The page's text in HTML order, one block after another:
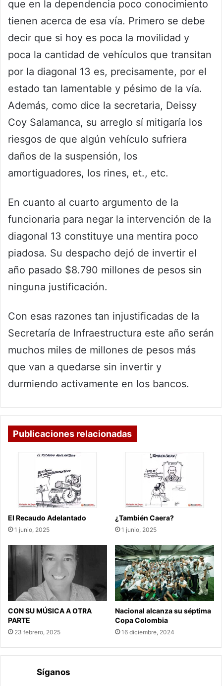
que en la dependencia poco conocimiento
tienen acerca de esa vía. Primero se debe
decir que si hoy es poca la movilidad y
poca la cantidad de vehículos que transitan
por la diagonal 13 es, precisamente, por el
estado tan lamentable y pésimo de la vía.
Además, como dice la secretaria, Deissy
Coy Salamanca, su arreglo sí mitigaría los
riesgos de que algún vehículo sufriera
daños de la suspensión, los
amortiguadores, los rines, et., etc.
En cuanto al cuarto argumento de la
funcionaria para negar la intervención de la
diagonal 13 constituye una mentira poco
piadosa. Su despacho dejó de invertir el
año pasado $8.790 millones de pesos sin
ninguna justificación.
Con esas razones tan injustificadas de la
Secretaría de Infraestructura este año serán
muchos miles de millones de pesos más
que van a quedarse sin invertir y
durmiendo activamente en los bancos.
Publicaciones relacionadas
El Recaudo Adelantado
1 junio, 2025
¿También Caera?
1 junio, 2025
CON SU MÚSICA A OTRA
PARTE
23 febrero, 2025
Nacional alcanza su séptima
Copa Colombia
16 diciembre, 2024
Síganos